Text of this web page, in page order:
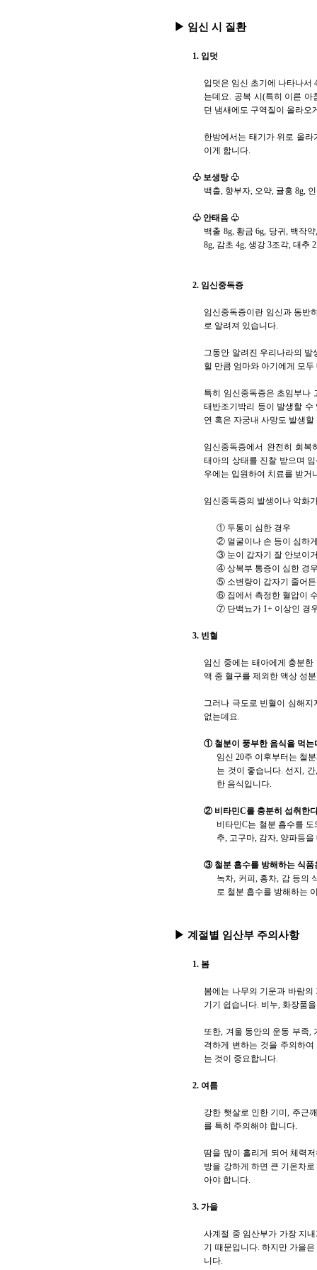
▶ 임신 시 질환
1. 입덧
입덧은 임신 초기에 나타나서
는데요. 공복 시(특히 이른 아
던 냄새에도 구역질이 올라오
한방에서는 태기가 위로 올
이게 합니다.
♧ 보생탕 ♧
백출, 향부자, 오약, 귤홍 8g,
♧ 안태음 ♧
백출 8g, 황금 6g, 당귀, 백작
8g, 감초 4g, 생강 3조각, 대추
2. 임신중독증
임신중독증이란 임신과 동반
로 알려져 있습니다.
그동안 알려진 우리나라의 발
힐 만큼 엄마와 아기에게 모
특히 임신중독증은 초임부나
태반조기박리 등이 발생할
연 혹은 자궁내 사망도 발생
임신중독증에서 완전히 회복
태아의 상태를 진찰 받으며
우에는 입원하여 치료를 받거
임신중독증의 발생이나 악화
① 두통이 심한 경우
② 얼굴이나 손 등이 심하
③ 눈이 갑자기 잘 안보이
④ 상복부 통증이 심한 경
⑤ 소변량이 갑자기 줄어
⑥ 집에서 측정한 혈압이
⑦ 단백뇨가 1+ 이상인 경
3. 빈혈
임신 중에는 태아에게 충분
액 중 혈구를 제외한 액상 성
그러나 극도로 빈혈이 심해
없는데요.
① 철분이 풍부한 음식을 먹는
임신 20주 이후부터는 철
는 것이 좋습니다. 선지,
한 음식입니다.
② 비타민C를 충분히 섭취한
비타민C는 철분 흡수를
추, 고구마, 감자, 양파등
③ 철분 흡수를 방해하는 식품
녹차, 커피, 홍차, 감 등의
로 철분 흡수를 방해하는
▶ 계절별 임산부 주의사항
1. 봄
봄에는 나무의 기운과 바람
기기 쉽습니다. 비누, 화장품
또한, 겨울 동안의 운동 부족,
격하게 변하는 것을 주의하
는 것이 중요합니다.
2. 여름
강한 햇살로 인한 기미, 주근
를 특히 주의해야 합니다.
땀을 많이 흘리게 되어 체력
방을 강하게 하면 큰 기온차
아야 합니다.
3. 가을
사계절 중 임산부가 가장 지
기 때문입니다. 하지만 가을
니다.